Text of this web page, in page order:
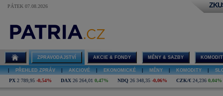
PÁTEK 07.08.2026
ZPRAVODAJSTVÍ AKCIE & FONDY MĚNY & SAZBY
PŘEHLED ZPRÁV AKCIOVÉ EKONOMICKÉ MĚNY KOMODITY
PX 2 789,95 -0,54% DAX 26 264,01 0,47% NDQ 26 348,35 -0,06% CZK/€ 24,236 0,04%